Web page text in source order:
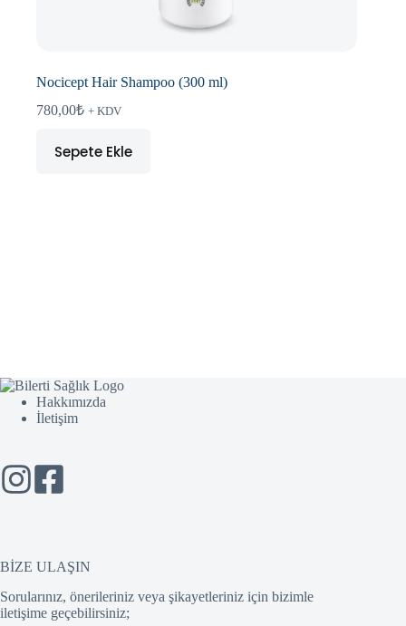
Nocicept Hair Shampoo (300 ml)
780,00₺ + KDV
Sepete Ekle
Hakkımızda
İletişim
BİZE ULAŞIN
Sorularınız, önerileriniz veya şikayetleriniz için bizimle
iletişime geçebilirsiniz;